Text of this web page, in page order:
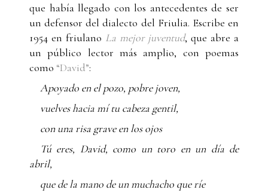
que había llegado con los antecedentes de ser
un defensor del dialecto del Friulia. Escribe en
1954 en friulano La mejor juventud, que abre a
un público lector más amplio, con poemas
como “David”:
Apoyado en el pozo, pobre joven,
vuelves hacia mí tu cabeza gentil,
con una risa grave en los ojos
Tú eres, David, como un toro en un día de
abril,
que de la mano de un muchacho que ríe